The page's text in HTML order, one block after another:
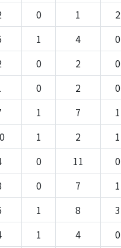
0 1 2
1 4 0
0 2 0
0 2 0
1 7 1
1 2 1
0 11 0
0 7 1
1 8 3
1 4 0